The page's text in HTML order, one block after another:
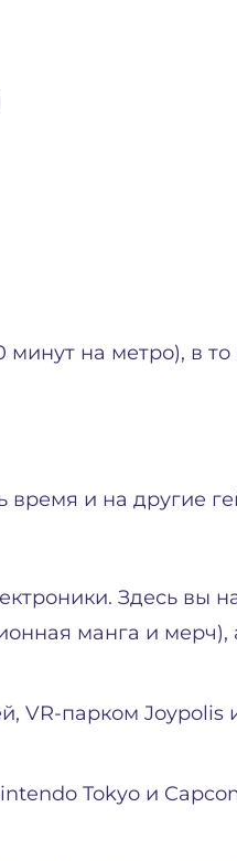
минут на метро), в
время и на другие
Здесь вы
манга и мерч),
VR-парком Joypolis
Tokyo и